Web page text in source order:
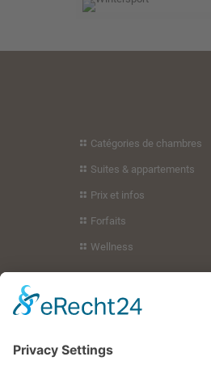
Catégories de chambres
Suites & appartements
Prix et infos
Forfaits
Wellness
Région touristique
Vos hôtes